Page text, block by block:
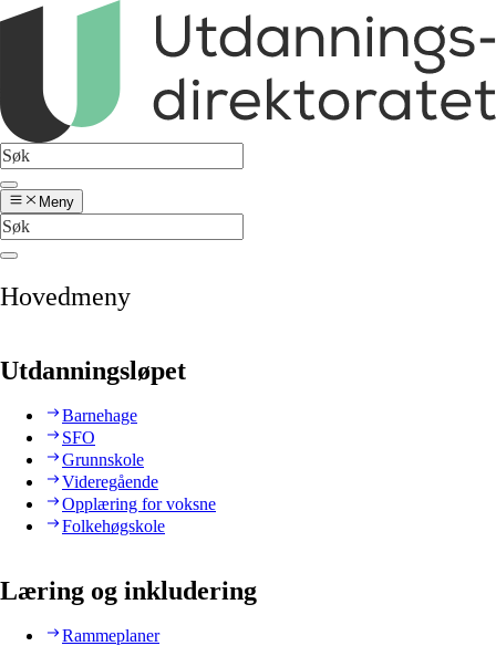
Meny
Hovedmeny
Utdanningsløpet
Barnehage
SFO
Grunnskole
Videregående
Opplæring for voksne
Folkehøgskole
Læring og inkludering
Rammeplaner